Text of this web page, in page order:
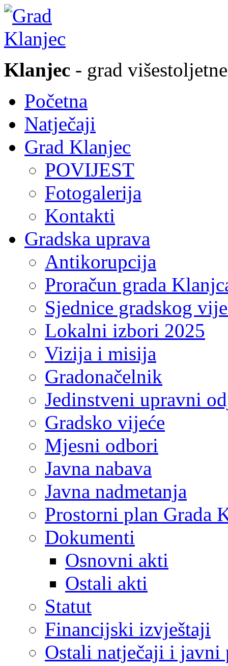
Klanjec - grad
Početna
Natječaji
Grad Klanjec
POVIJEST
Fotogalerija
Kontakti
Gradska uprava
Antikorupcija
Proračun grada
Sjednice gradskog
Lokalni izbori 2025
Vizija i misija
Gradonačelnik
Jedinstveni upravni
Gradsko vijeće
Mjesni odbori
Javna nabava
Javna nadmetanja
Prostorni plan Grada
Dokumenti
Osnovni akti
Ostali akti
Statut
Financijski izvještaji
Ostali natječaji i javni